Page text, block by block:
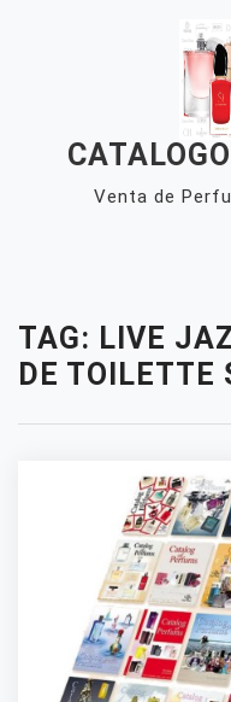
Venta de
TAG: LIVE
DE TOILETTE